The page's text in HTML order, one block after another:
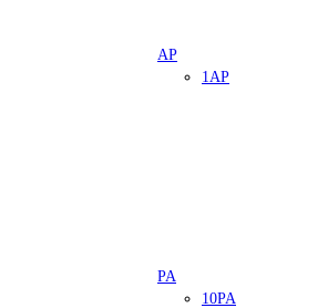
AP
1AP
PA
10PA